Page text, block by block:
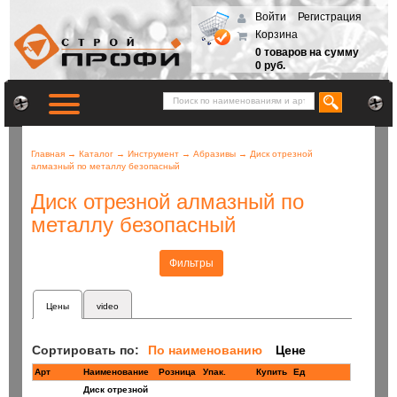
Войти
Регистрация
Корзина
0 товаров на сумму
0 руб.
Главная → Каталог → Инструмент → Абразивы → Диск отрезной
алмазный по металлу безопасный
Диск отрезной алмазный по
металлу безопасный
Фильтры
Цены video
Сортировать по: По наименованию Цене
Арт Наименование Розница Купить Ед
Диск отрезной